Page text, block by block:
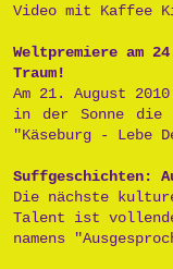
Video mit Kaffee
Weltpremiere am
Traum!
Am 21. August
in der Sonne die
"Käseburg - Lebe
Suffgeschichten:
Die nächste
Talent ist
namens